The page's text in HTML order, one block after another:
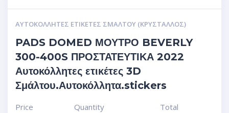
ΑΥΤΟΚΌΛΛΗΤΕΣ ΕΤΙΚΈΤΕΣ ΣΜΆΛΤΟΥ (ΚΡΥΣΤΑΛΛΟΣ)
PADS DOMED ΜΟΥΤΡΟ BEVERLY
300-400S ΠΡΟΣΤΑΤΕΥΤΙΚΑ 2022
Αυτοκόλλητες ετικέτες 3D
Σμάλτου.Αυτοκόλλητα.stickers
Price
Quantity
Total